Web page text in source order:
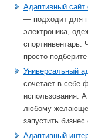
Адаптивный сайт
— подходит для
электроника,
спортинвентарь.
просто
Универсальный
сочетает в себе
использования.
любому
запустить
Адаптивный